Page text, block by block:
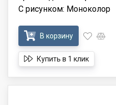
С рисунком: Моноколор
В корзину
Купить в 1 клик